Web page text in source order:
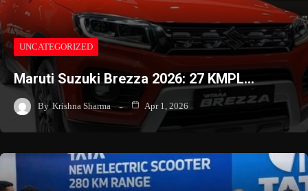
UNCATEGORIZED
Maruti Suzuki Brezza 2026: 27 KMPL…
By Krishna Sharma Apr 1, 2026